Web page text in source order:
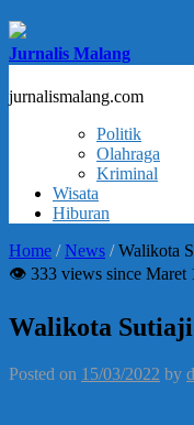
Jurnalis Malang
jurnalismalang.com
Politik
Olahraga
Kriminal
Wisata
Hiburan
Home /News /Walikota
👁 333 views since Maret
Walikota Sutiaji
Posted on 15/03/2022 by